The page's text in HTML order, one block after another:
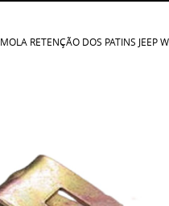
MOLA RETENÇÃO DOS PATINS JEEP